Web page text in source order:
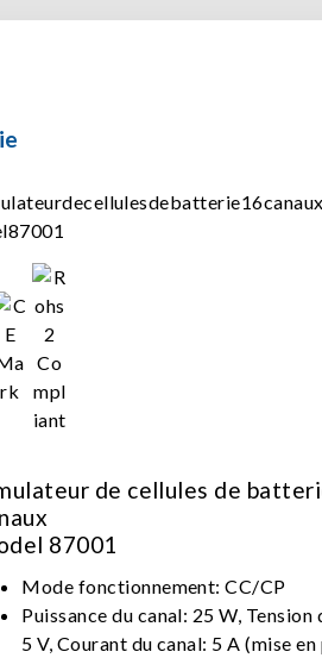
de cellules de
87001
Mode fonctionnement: CC/CP
Puissance du canal: 25 W, Tension
5 V, Courant du canal: 5 A (mise